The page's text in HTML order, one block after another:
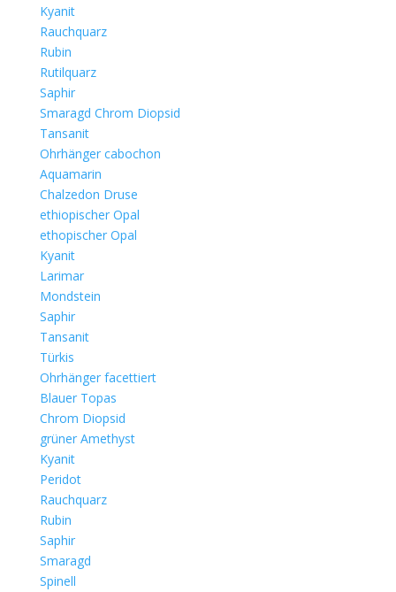
Kyanit
Rauchquarz
Rubin
Rutilquarz
Saphir
Smaragd Chrom Diopsid
Tansanit
Ohrhänger cabochon
Aquamarin
Chalzedon Druse
ethiopischer Opal
ethopischer Opal
Kyanit
Larimar
Mondstein
Saphir
Tansanit
Türkis
Ohrhänger facettiert
Blauer Topas
Chrom Diopsid
grüner Amethyst
Kyanit
Peridot
Rauchquarz
Rubin
Saphir
Smaragd
Spinell